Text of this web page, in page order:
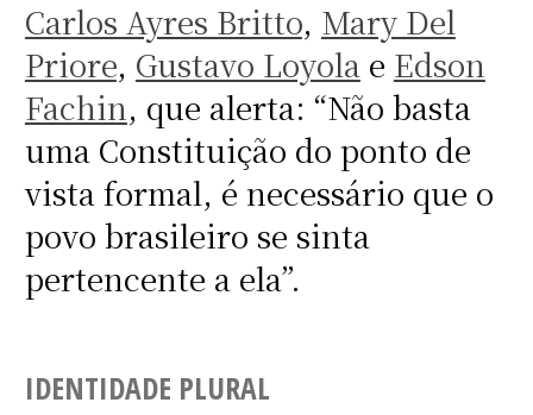
Carlos Ayres Britto, Mary Del
Priore, Gustavo Loyola e Edson
Fachin, que alerta: “Não basta
uma Constituição do ponto de
vista formal, é necessário que o
povo brasileiro se sinta
pertencente a ela”.
IDENTIDADE PLURAL